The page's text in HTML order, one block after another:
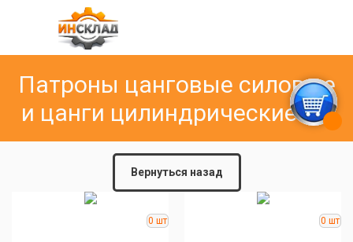
Патроны цанговые силовые
и цанги цилиндрические SC
Вернуться назад